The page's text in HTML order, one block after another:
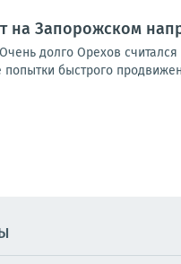
на Запорожском
долго Орехов
быстрого